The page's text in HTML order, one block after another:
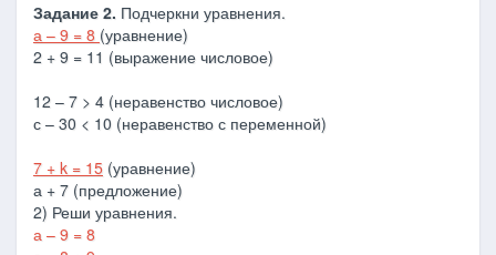
Задание 2. Подчеркни уравнения.
а – 9 = 8 (уравнение)
2 + 9 = 11 (выражение числовое)
12 – 7 > 4 (неравенство числовое)
с – 30 < 10 (неравенство с переменной)
7 + k = 15 (уравнение)
а + 7 (предложение)
2) Реши уравнения.
а – 9 = 8